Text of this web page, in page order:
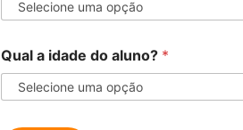
Qual a idade do aluno? *